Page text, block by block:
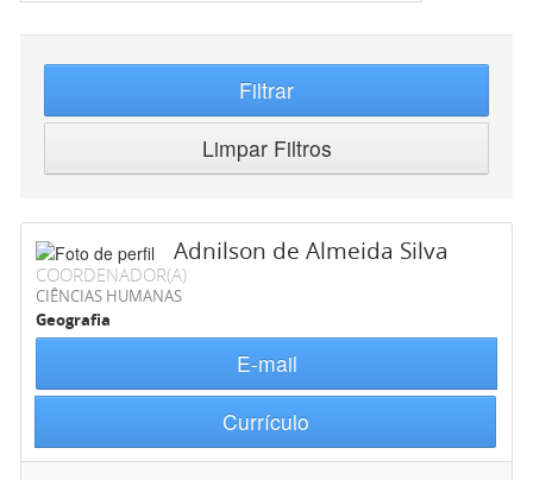
Filtrar
Limpar Filtros
Adnilson de Almeida Silva
COORDENADOR(A)
CIÊNCIAS HUMANAS
Geografia
E-mail
Currículo